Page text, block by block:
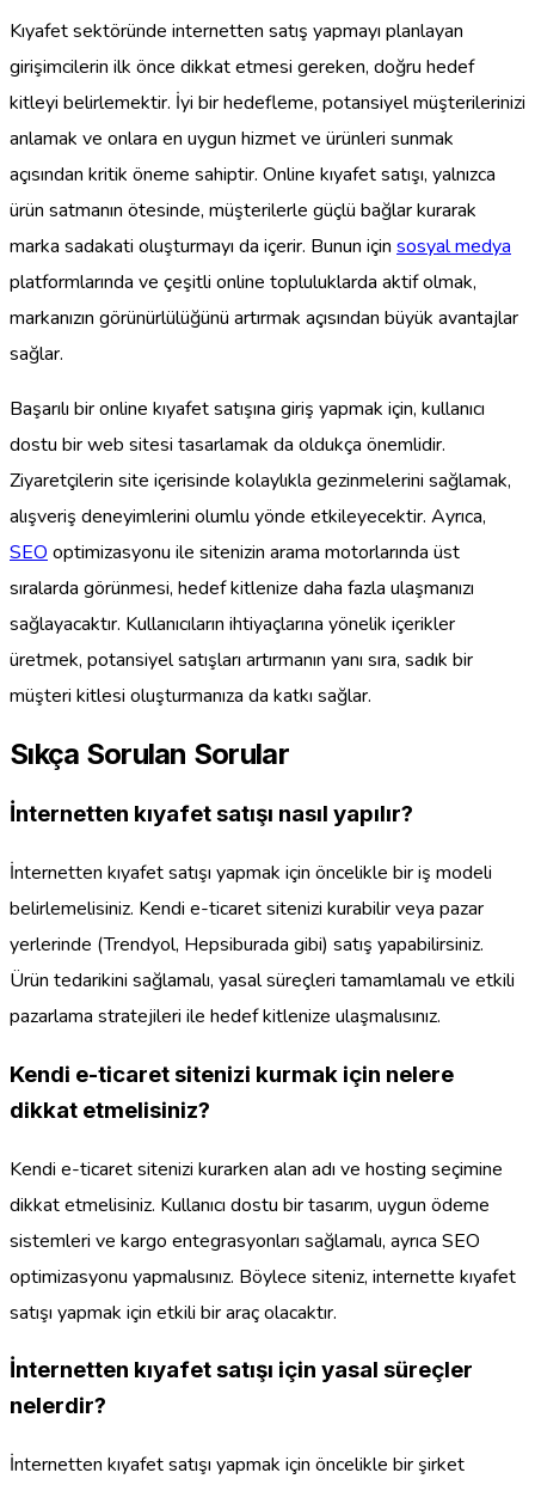
Kıyafet sektöründe internetten satış yapmayı planlayan
girişimcilerin ilk önce dikkat etmesi gereken, doğru hedef
kitleyi belirlemektir. İyi bir hedefleme, potansiyel müşterilerinizi
anlamak ve onlara en uygun hizmet ve ürünleri sunmak
açısından kritik öneme sahiptir. Online kıyafet satışı, yalnızca
ürün satmanın ötesinde, müşterilerle güçlü bağlar kurarak
marka sadakati oluşturmayı da içerir. Bunun için sosyal medya
platformlarında ve çeşitli online topluluklarda aktif olmak,
markanızın görünürlülüğünü artırmak açısından büyük avantajlar
sağlar.
Başarılı bir online kıyafet satışına giriş yapmak için, kullanıcı
dostu bir web sitesi tasarlamak da oldukça önemlidir.
Ziyaretçilerin site içerisinde kolaylıkla gezinmelerini sağlamak,
alışveriş deneyimlerini olumlu yönde etkileyecektir. Ayrıca,
SEO optimizasyonu ile sitenizin arama motorlarında üst
sıralarda görünmesi, hedef kitlenize daha fazla ulaşmanızı
sağlayacaktır. Kullanıcıların ihtiyaçlarına yönelik içerikler
üretmek, potansiyel satışları artırmanın yanı sıra, sadık bir
müşteri kitlesi oluşturmanıza da katkı sağlar.
Sıkça Sorulan Sorular
İnternetten kıyafet satışı nasıl yapılır?
İnternetten kıyafet satışı yapmak için öncelikle bir iş modeli
belirlemelisiniz. Kendi e-ticaret sitenizi kurabilir veya pazar
yerlerinde (Trendyol, Hepsiburada gibi) satış yapabilirsiniz.
Ürün tedarikini sağlamalı, yasal süreçleri tamamlamalı ve etkili
pazarlama stratejileri ile hedef kitlenize ulaşmalısınız.
Kendi e-ticaret sitenizi kurmak için nelere
dikkat etmelisiniz?
Kendi e-ticaret sitenizi kurarken alan adı ve hosting seçimine
dikkat etmelisiniz. Kullanıcı dostu bir tasarım, uygun ödeme
sistemleri ve kargo entegrasyonları sağlamalı, ayrıca SEO
optimizasyonu yapmalısınız. Böylece siteniz, internette kıyafet
satışı yapmak için etkili bir araç olacaktır.
İnternetten kıyafet satışı için yasal süreçler
nelerdir?
İnternetten kıyafet satışı yapmak için öncelikle bir şirket